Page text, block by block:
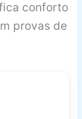
conforto
provas de